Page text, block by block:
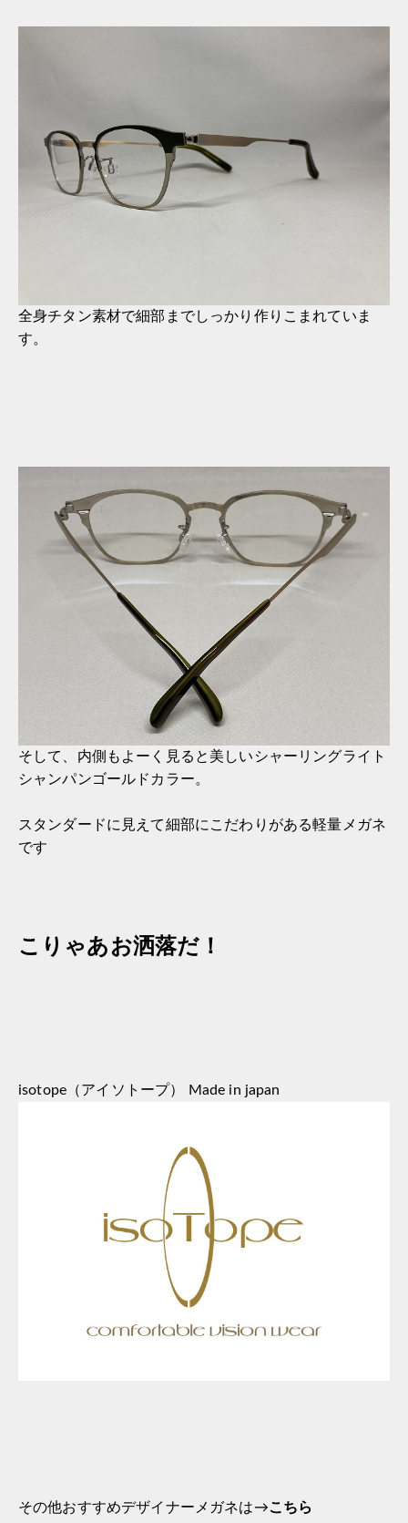
全身チタン素材で細部までしっかり作りこまれていま
す。
そして、内側もよーく見ると美しいシャーリングライト
シャンパンゴールドカラー。
スタンダードに見えて細部にこだわりがある軽量メガネ
です
こりゃあお洒落だ！
isotope（アイソトープ） Made in japan
その他おすすめデザイナーメガネは→こちら